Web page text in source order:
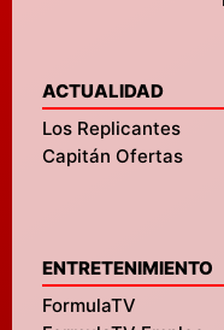
ACTUALIDAD
Los Replicantes
Capitán Ofertas
ENTRETENIMIENTO
FormulaTV